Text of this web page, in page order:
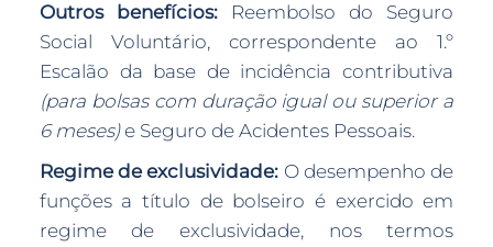
Outros benefícios:Reembolso do Seguro
Social Voluntário, correspondente ao 1.º
Escalão da base de incidência contributiva
(para bolsas com duração igual ou superior a
6 meses)e Seguro de Acidentes Pessoais.
Regime de exclusividade: O desempenho de
funções a título de bolseiro é exercido em
regime de exclusividade, nos termos